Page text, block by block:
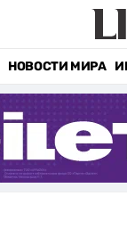
НОВОСТИ МИРА